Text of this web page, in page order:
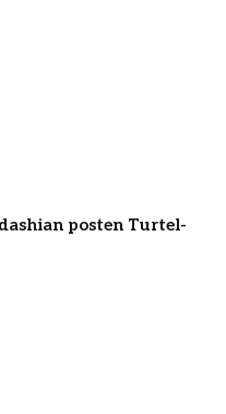
posten Turtel-